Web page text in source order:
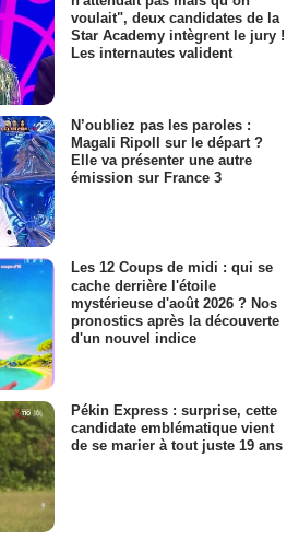
voulait", deux candidates de la
Star Academy intègrent le jury !
Les internautes valident
N’oubliez pas les paroles :
Magali Ripoll sur le départ ?
Elle va présenter une autre
émission sur France 3
Les 12 Coups de midi : qui se
cache derrière l'étoile
mystérieuse d'août 2026 ? Nos
pronostics après la découverte
d'un nouvel indice
Pékin Express : surprise, cette
candidate emblématique vient
de se marier à tout juste 19 ans